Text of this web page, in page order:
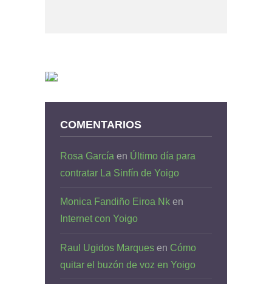
COMENTARIOS
Rosa García en Último día para
contratar La Sinfín de Yoigo
Monica Fandiño Eiroa Nk en
Internet con Yoigo
Raul Ugidos Marques en Cómo
quitar el buzón de voz en Yoigo